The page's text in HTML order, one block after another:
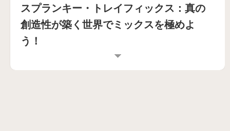
スプランキー・トレイフィックス：真の
創造性が築く世界でミックスを極めよ
う！